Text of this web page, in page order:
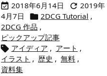
 2018年6月14日  2019年
4月7日
 2DCG Tutorial ,
2DCG 作品 ,
ピックアップ記事
 アイディア , アート ,
イラスト , 歴史 , 無料 ,
資料集